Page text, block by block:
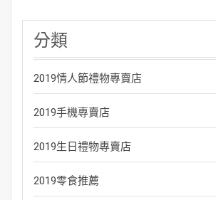
分類
2019情人節禮物專賣店
2019手機專賣店
2019生日禮物專賣店
2019零食推薦